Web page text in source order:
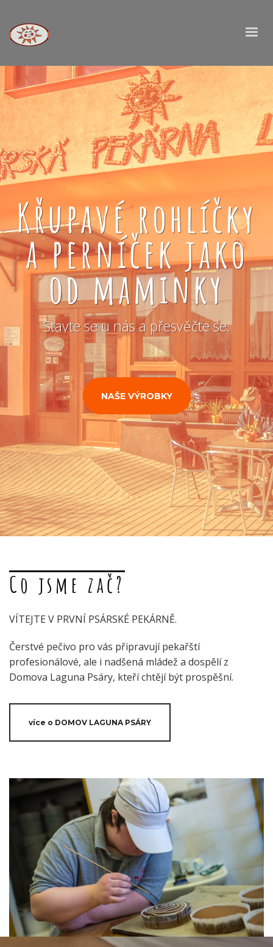
Křupavé rohlíčky
a perníček jako
od maminky
Stavte se u nás a přesvěčte se.
NAŠE VÝROBKY
Co jsme zač?
VÍTEJTE V PRVNÍ PSÁRSKÉ PEKÁRNĚ.
Čerstvé pečivo pro vás připravují pekařští
profesionálové, ale i nadšená mládež a dospělí z
Domova Laguna Psáry, kteří chtějí být prospěšní.
více o DOMOV LAGUNA PSÁRY